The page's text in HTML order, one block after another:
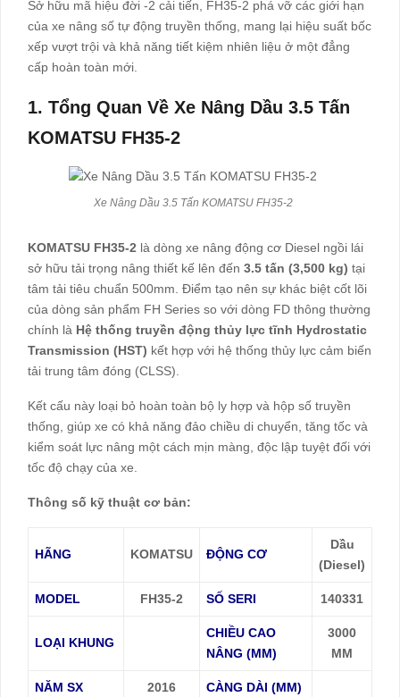
Sở hữu mã hiệu đời -2 cải tiến, FH35-2 phá vỡ các giới hạn
của xe nâng số tự động truyền thống, mang lại hiệu suất bốc
xếp vượt trội và khả năng tiết kiệm nhiên liệu ở một đẳng
cấp hoàn toàn mới.
1. Tổng Quan Về Xe Nâng Dầu 3.5 Tấn
KOMATSU FH35-2
Xe Nâng Dầu 3.5 Tấn KOMATSU FH35-2
KOMATSU FH35-2 là dòng xe nâng động cơ Diesel ngồi lái
sở hữu tải trọng nâng thiết kế lên đến 3.5 tấn (3,500 kg) tại
tâm tải tiêu chuẩn 500mm. Điểm tạo nên sự khác biệt cốt lõi
của dòng sản phẩm FH Series so với dòng FD thông thường
chính là Hệ thống truyền động thủy lực tĩnh Hydrostatic
Transmission (HST) kết hợp với hệ thống thủy lực cảm biến
tải trung tâm đóng (CLSS).
Kết cấu này loại bỏ hoàn toàn bộ ly hợp và hộp số truyền
thống, giúp xe có khả năng đảo chiều di chuyển, tăng tốc và
kiểm soát lực nâng một cách mịn màng, độc lập tuyệt đối với
tốc độ chạy của xe.
Thông số kỹ thuật cơ bản:
HÃNG KOMATSU ĐỘNG CƠ
Dầu
(Diesel)
MODEL FH35-2 SỐ SERI 140331
LOẠI KHUNG
CHIỀU CAO
NÂNG (MM)
3000
MM
NĂM SX 2016 CÀNG DÀI (MM)